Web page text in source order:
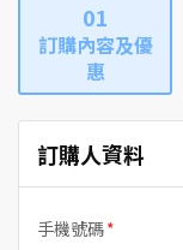
01
訂購內容及優
惠
訂購人資料
手機號碼